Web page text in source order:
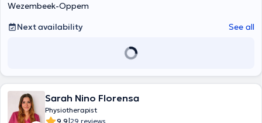
Wezembeek-Oppem
Next availability
See all
Sarah Nino Florensa
Physiotherapist
9.9 29 reviews